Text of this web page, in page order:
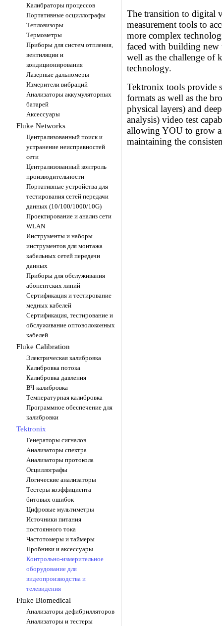
Калибраторы процессов
Портативные осциллографы
Тепловизоры
Термометры
Приборы для систем отпления,
вентиляции и
кондиционирования
Лазерные дальномеры
Измерители вибраций
Анализаторы аккумуляторных
батарей
Аксессуары
Fluke Networks
Централизованный поиск и
устранение неисправностей
сети
Централизованный контроль
производительности
Портативные устройства для
тестирования сетей передачи
данных (10/100/1000/10G)
Проектирование и анализ сети
WLAN
Инструменты и наборы
инструментов для монтажа
кабельных сетей передачи
данных
Приборы для обслуживания
абонентских линий
Сертификация и тестирование
медных кабелей
Сертификация, тестирование и
обслуживание оптоволоконных
кабелей
Fluke Calibration
Электрическая калибровка
Калибровка потока
Калибровка давления
ВЧ-калибровка
Температурная калибровка
Программное обеспечение для
калибровки
Tektronix
Генераторы сигналов
Анализаторы спектра
Анализаторы протокола
Осциллографы
Логические анализаторы
Тестеры коэффициента
битовых ошибок
Цифровые мультиметры
Источники питания
постоянного тока
Частотомеры и таймеры
Пробники и аксессуары
Контрольно-измерительное
оборудование для
видеопроизводства и
телевидения
Fluke Biomedical
Анализаторы дефибрилляторов
Анализаторы и тестеры
The transition to digital
measurement tools to
more complex
faced with building new
well as the challenge of
technology.
Tektronix tools provide
formats as well as the
physical layers) and
analysis) video test
allowing YOU to grow
maintaining the